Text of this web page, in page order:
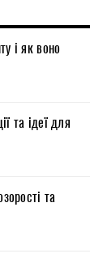
і як воно
та ідеї для
та